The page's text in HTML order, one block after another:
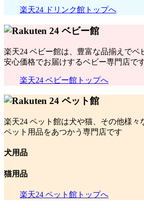
楽天24 ドリンク館トップへ
楽天24 ベビー館は、豊富な品揃えでベ
安心価格でお届けするベビー専門店で
楽天24 ベビー館トップへ
楽天24 ペット館は犬や猫、その他様々
ペット用品をあつかう専門店です
犬用品
猫用品
楽天24 ペット館トップへ